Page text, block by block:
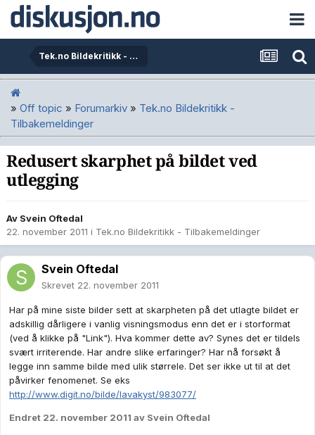
Tek.no Bildekritikk - Tilbakemeldinger
» Off topic » Forumarkiv » Tek.no Bildekritikk -
Tilbakemeldinger
Redusert skarphet på bildet ved
utlegging
Av Svein Oftedal
22. november 2011 i Tek.no Bildekritikk - Tilbakemeldinger
Svein Oftedal
Skrevet 22. november 2011
Har på mine siste bilder sett at skarpheten på det utlagte bildet er
adskillig dårligere i vanlig visningsmodus enn det er i storformat
(ved å klikke på "Link"). Hva kommer dette av? Synes det er tildels
svært irriterende. Har andre slike erfaringer? Har nå forsøkt å
legge inn samme bilde med ulik størrele. Det ser ikke ut til at det
påvirker fenomenet. Se eks
http://www.digit.no/bilde/lavakyst/983077/
Endret 22. november 2011 av Svein Oftedal